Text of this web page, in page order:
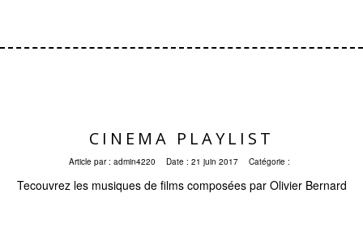
CINEMA PLAYLIST
Article par : admin4220 Date : 21 juin 2017 Catégorie :
Tecouvrez les musiques de films composées par Olivier Bernard